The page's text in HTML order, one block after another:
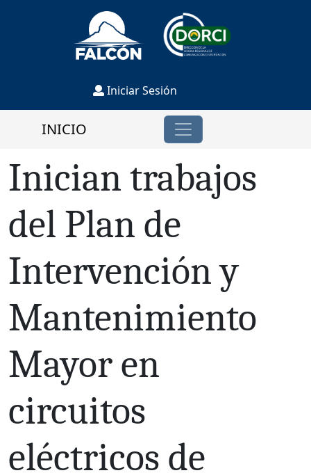
Iniciar Sesión
INICIO
Inician trabajos
del Plan de
Intervención y
Mantenimiento
Mayor en
circuitos
eléctricos de